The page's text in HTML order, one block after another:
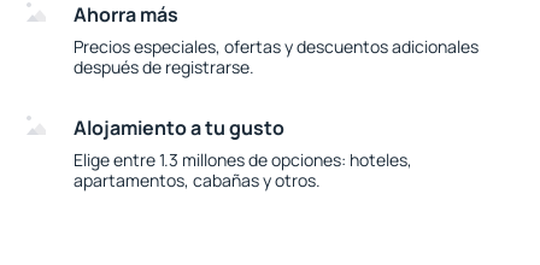
Ahorra más
Precios especiales, ofertas y descuentos adicionales
después de registrarse.
Alojamiento a tu gusto
Elige entre 1.3 millones de opciones: hoteles,
apartamentos, cabañas y otros.